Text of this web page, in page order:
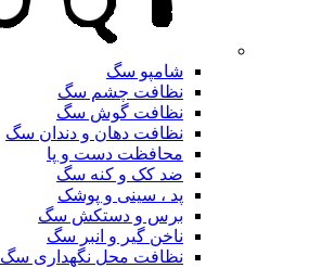
شامپو سگ
نظافت چشم سگ
نظافت گوش سگ
نظافت دهان و دندان سگ
محافظت دست و پا
ضد کک و کنه سگ
پد ، سینی و پوشک
برس و دستکش سگ
ناخن گیر و انبر سگ
نظافت محل نگهداری سگ